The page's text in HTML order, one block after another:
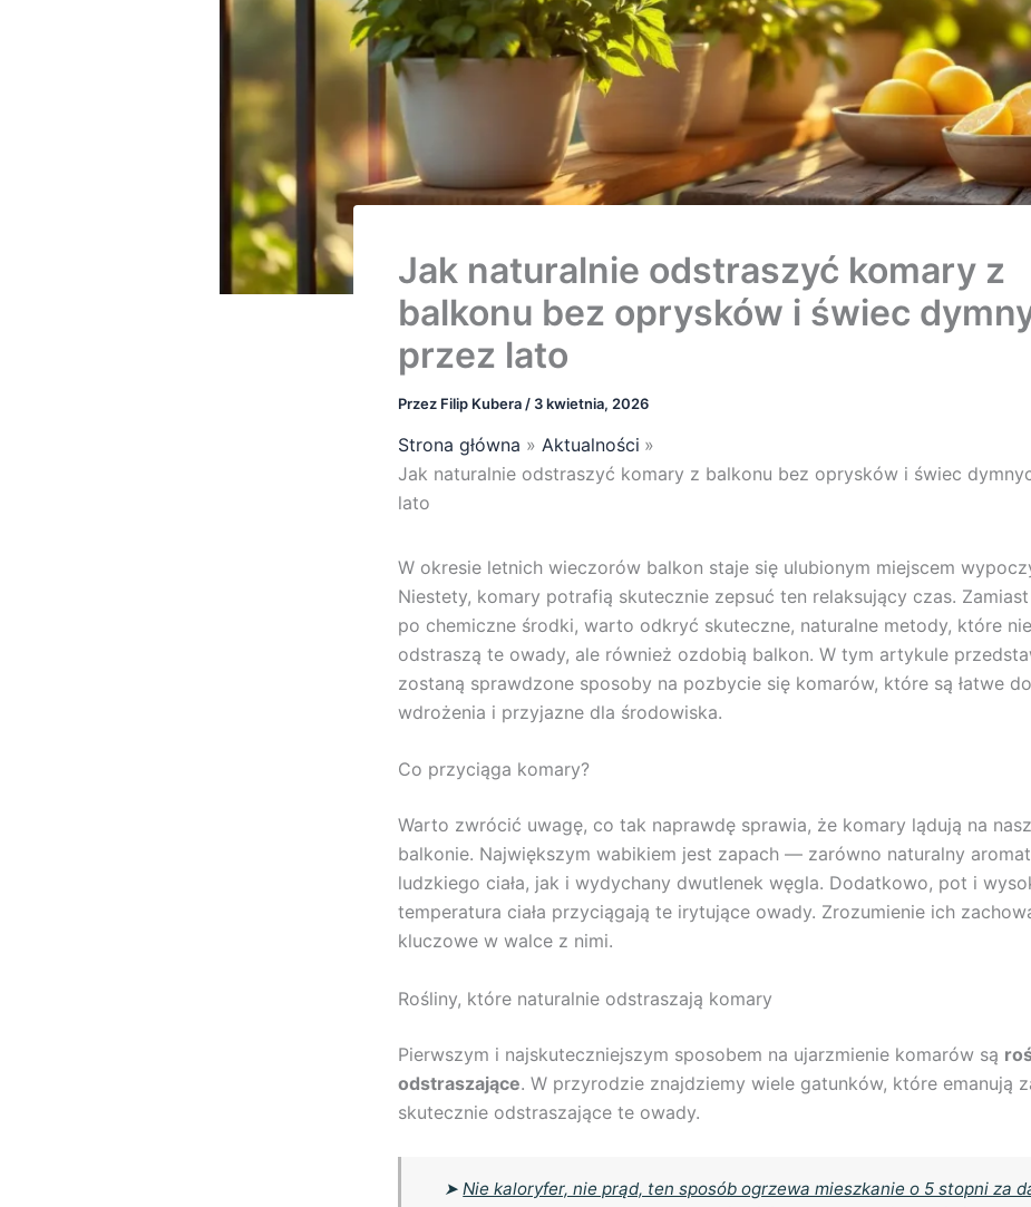
Jak naturalnie odstraszyć komary z
balkonu bez oprysków i świec
przez lato
Przez Filip Kubera / 3 kwietnia, 2026
Strona główna
Aktualności
Jak naturalnie odstraszyć komary z balkonu bez oprysków i świec
lato
W okresie letnich wieczorów balkon staje się ulubionym miejscem
Niestety, komary potrafią skutecznie zepsuć ten relaksujący czas.
po chemiczne środki, warto odkryć skuteczne, naturalne metody, które
odstraszą te owady, ale również ozdobią balkon. W tym artykule
zostaną sprawdzone sposoby na pozbycie się komarów, które są łatwe do
wdrożenia i przyjazne dla środowiska.
Co przyciąga komary?
Warto zwrócić uwagę, co tak naprawdę sprawia, że komary lądują na
balkonie. Największym wabikiem jest zapach — zarówno naturalny aromat
ludzkiego ciała, jak i wydychany dwutlenek węgla. Dodatkowo, pot i
temperatura ciała przyciągają te irytujące owady. Zrozumienie ich
kluczowe w walce z nimi.
Rośliny, które naturalnie odstraszają komary
Pierwszym i najskuteczniejszym sposobem na ujarzmienie komarów są
odstraszające. W przyrodzie znajdziemy wiele gatunków, które emanują
skutecznie odstraszające te owady.
➤Nie kaloryfer, nie prąd, ten sposób ogrzewa mieszkanie o 5 stopni za